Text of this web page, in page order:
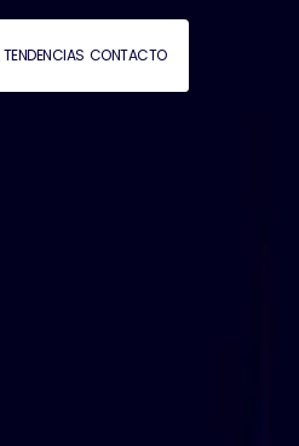
TENDENCIAS CONTACTO